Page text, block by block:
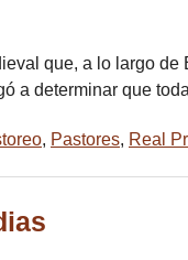
que, a lo largo
a determinar que
, Pastores, Real